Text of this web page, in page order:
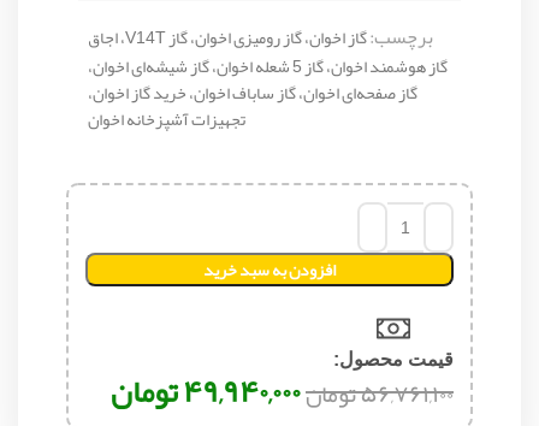
برچسب:
گاز اخوان، گاز رومیزی اخوان، گاز V14T، اجاق
گاز هوشمند اخوان، گاز 5 شعله اخوان، گاز شیشه‌ای اخوان،
گاز صفحه‌ای اخوان، گاز ساباف اخوان، خرید گاز اخوان،
تجهیزات آشپزخانه اخوان
افزودن به سبد خرید
قیمت محصول:​
۵۶,۷۶۱,۱۰۰تومان۴۹,۹۴۰,۰۰۰تومان